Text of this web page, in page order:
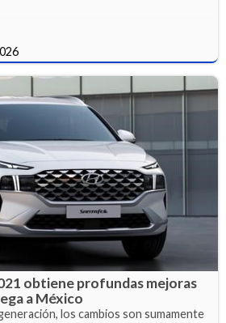
obtiene profundas mejoras
a México
los cambios son sumamente